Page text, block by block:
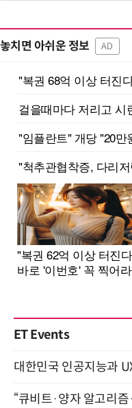
놓치면 아쉬운 정보 AD
ET Events